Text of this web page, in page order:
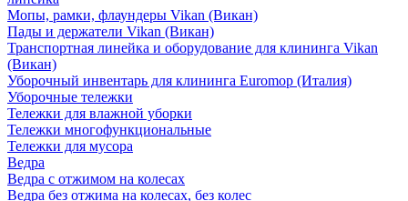
Мопы, рамки, флаундеры Vikan (Викан)
Пады и держатели Vikan (Викан)
Транспортная линейка и оборудование для клининга Vikan
(Викан)
Уборочный инвентарь для клининга Euromop (Италия)
Уборочные тележки
Тележки для влажной уборки
Тележки многофункциональные
Тележки для мусора
Ведра
Ведра с отжимом на колесах
Ведра без отжима на колесах, без колес